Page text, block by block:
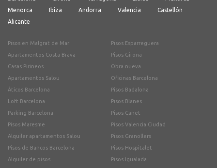
Menorca
Ibiza Andorra Valencia
Castellón
Alicante
Pisos en Malgrat de Mar
Apartamentos Costa Brava
Casas Pirineos
Apartamentos Salou
Áticos Barcelona
Loft Barcelona
Parking Barcelona
Pisos Maresme
Alquiler apartamentos Salou
Pisos de Bancos Barcelona
Alquiler de pisos
Pisos Esparreguera
Pisos Girona
Obra nueva
Oficinas Barcelona
Pisos Badalona
Pisos Blanes
Pisos Canet
Pisos Valencia Ciudad
Pisos Granollers
Pisos Hospitalet
Pisos Igualada